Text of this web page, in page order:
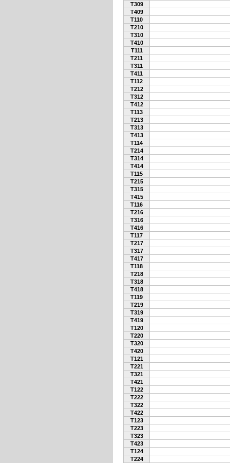
T309
T409
T110
T210
T310
T410
T111
T211
T311
T411
T112
T212
T312
T412
T113
T213
T313
T413
T114
T214
T314
T414
T115
T215
T315
T415
T116
T216
T316
T416
T117
T217
T317
T417
T118
T218
T318
T418
T119
T219
T319
T419
T120
T220
T320
T420
T121
T221
T321
T421
T122
T222
T322
T422
T123
T223
T323
T423
T124
T224